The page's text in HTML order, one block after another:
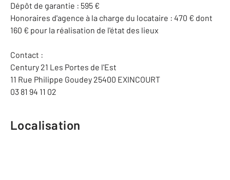
Dépôt de garantie : 595 €
Honoraires d'agence à la charge du locataire : 470 € dont
160 € pour la réalisation de l'état des lieux
Contact :
Century 21 Les Portes de l'Est
11 Rue Philippe Goudey 25400 EXINCOURT
03 81 94 11 02
Localisation